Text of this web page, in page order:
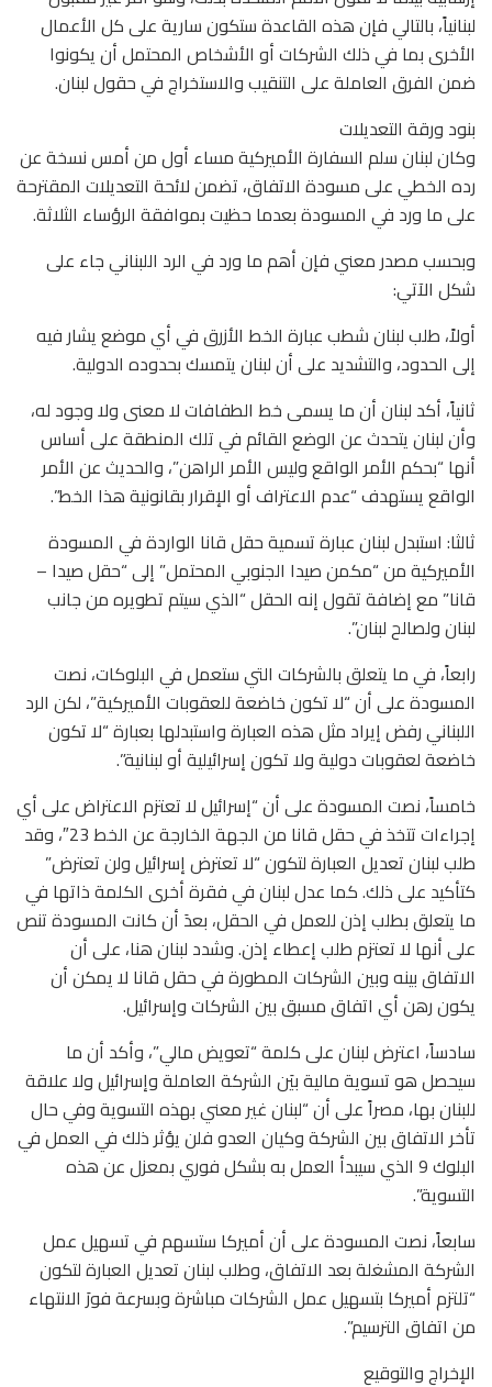
لبنانياً، بالتالي فإن هذه القاعدة ستكون سارية على كل الأعمال
الأخرى بما في ذلك الشركات أو الأشخاص المحتمل أن يكونوا
ضمن الفرق العاملة على التنقيب والاستخراج في حقول لبنان.
بنود ورقة التعديلات
وكان لبنان سلم السفارة الأميركية مساء أول من أمس نسخة عن
رده الخطي على مسودة الاتفاق، تضمن لائحة التعديلات المقترحة
على ما ورد في المسودة بعدما حظيت بموافقة الرؤساء الثلاثة.
وبحسب مصدر معني فإن أهم ما ورد في الرد اللبناني جاء على
شكل الآتي:
أولاً، طلب لبنان شطب عبارة الخط الأزرق في أي موضع يشار فيه
إلى الحدود، والتشديد على أن لبنان يتمسك بحدوده الدولية.
ثانياً، أكد لبنان أن ما يسمى خط الطفافات لا معنى ولا وجود له،
وأن لبنان يتحدث عن الوضع القائم في تلك المنطقة على أساس
أنها “بحكم الأمر الواقع وليس الأمر الراهن”، والحديث عن الأمر
الواقع يستهدف “عدم الاعتراف أو الإقرار بقانونية هذا الخط”.
ثالثا: استبدل لبنان عبارة تسمية حقل قانا الواردة في المسودة
الأميركية من “مكمن صيدا الجنوبي المحتمل” إلى “حقل صيدا –
قانا” مع إضافة تقول إنه الحقل “الذي سيتم تطويره من جانب
لبنان ولصالح لبنان”.
رابعاً، في ما يتعلق بالشركات التي ستعمل في البلوكات، نصت
المسودة على أن “لا تكون خاضعة للعقوبات الأميركية”، لكن الرد
اللبناني رفض إيراد مثل هذه العبارة واستبدلها بعبارة “لا تكون
خاضعة لعقوبات دولية ولا تكون إسرائيلية أو لبنانية”.
خامساً، نصت المسودة على أن “إسرائيل لا تعتزم الاعتراض على أي
إجراءات تتخذ في حقل قانا من الجهة الخارجة عن الخط 23″، وقد
طلب لبنان تعديل العبارة لتكون “لا تعترض إسرائيل ولن تعترض”
كتأكيد على ذلك. كما عدل لبنان في فقرة أخرى الكلمة ذاتها في
ما يتعلق بطلب إذن للعمل في الحقل، بعدَ أن كانت المسودة تنص
على أنها لا تعتزم طلب إعطاء إذن. وشدد لبنان هنا، على أن
الاتفاق بينه وبين الشركات المطورة في حقل قانا لا يمكن أن
يكون رهن أي اتفاق مسبق بين الشركات وإسرائيل.
سادساً، اعترض لبنان على كلمة “تعويض مالي”، وأكد أن ما
سيحصل هو تسوية مالية بيَن الشركة العاملة وإسرائيل ولا علاقة
للبنان بها، مصراً على أن “لبنان غير معني بهذه التسوية وفي حال
تأخر الاتفاق بين الشركة وكيان العدو فلن يؤثر ذلك في العمل في
البلوك 9 الذي سيبدأ العمل به بشكل فوري بمعزل عن هذه
التسوية”.
سابعاً، نصت المسودة على أن أميركا ستسهم في تسهيل عمل
الشركة المشغلة بعد الاتفاق، وطلب لبنان تعديل العبارة لتكون
“تلتزم أميركا بتسهيل عمل الشركات مباشرة وبسرعة فورَ الانتهاء
من اتفاق الترسيم”.
الإخراج والتوقيع